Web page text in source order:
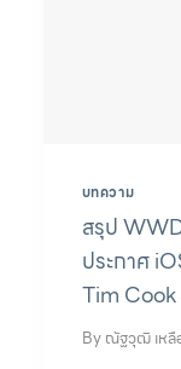
บทความ
สรุป
ประกาศ
Tim Cook
By ณัฐวุฒิ เหลื